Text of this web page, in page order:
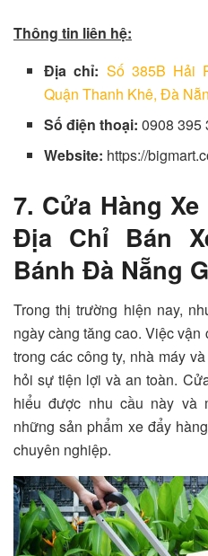
Thông tin liên hệ:
Địa chỉ: Số 385B Hải
Quận Thanh Khê, Đà
Số điện thoại: 0908 395
Website: https://
7. Cửa Hàng
Địa Chỉ Bán
Bánh Đà Nẵng
Trong thị trường hiện nay,
ngày càng tăng cao. Việc
trong các công ty, nhà máy
hỏi sự tiện lợi và an toàn.
hiểu được nhu cầu này và
những sản phẩm xe đẩy
chuyên nghiệp.